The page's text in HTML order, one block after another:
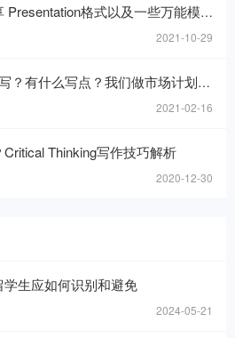
格式以及一些万能模板句分享
2021-10-29
么写点？我们做市场计划的目的是什么呢？
2021-02-16
Thinking写作技巧解析
2020-12-30
生应如何识别和避免
2024-05-21